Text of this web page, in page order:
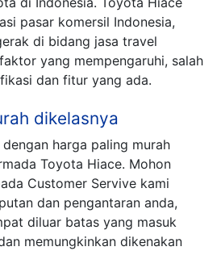
pasar komersil Indonesia,
di bidang jasa travel
yang mempengaruhi, salah
dan fitur yang ada.
dikelasnya
harga paling murah
Toyota Hiace. Mohon
Customer Servive kami
dan pengantaran anda,
diluar batas yang masuk
memungkinkan dikenakan